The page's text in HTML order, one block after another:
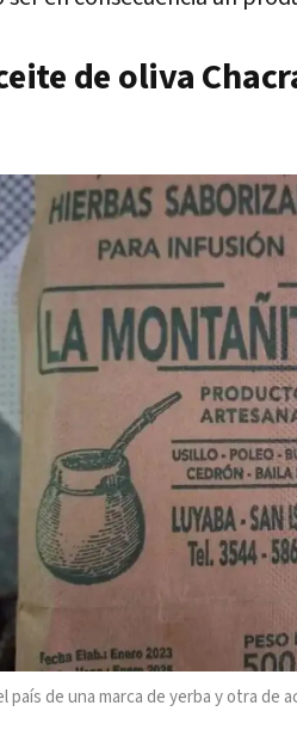
de oliva
de una marca de yerba y otra de